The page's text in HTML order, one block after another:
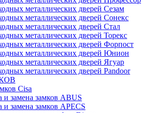
металлических дверей Сезам
металлических дверей Сонекс
металлических дверей Стал
металлических дверей Торекс
металлических дверей Форпост
металлических дверей Юнион
металлических дверей Ягуар
металлических дверей Pandoor
Cisa
и замена замков ABUS
и замена замков APECS